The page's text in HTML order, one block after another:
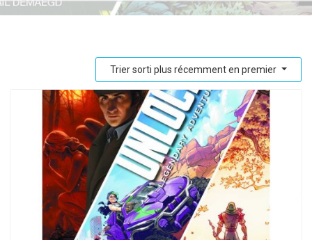
Trier sorti plus récemment en premier